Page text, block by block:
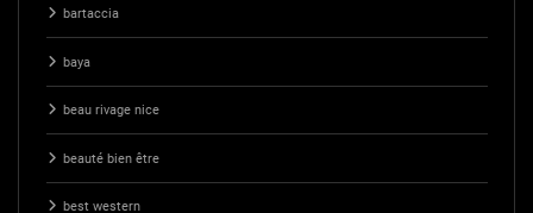
bartaccia
baya
beau rivage nice
beauté bien être
best western